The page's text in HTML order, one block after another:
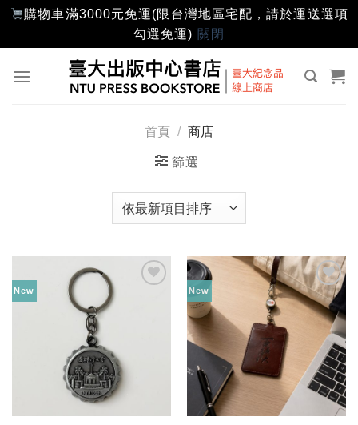
購物車滿3000元免運(限台灣地區宅配，請於運送選項
勾選免運) 關閉
首頁 / 商店
篩選
New New
加入
「願
望輕
單」